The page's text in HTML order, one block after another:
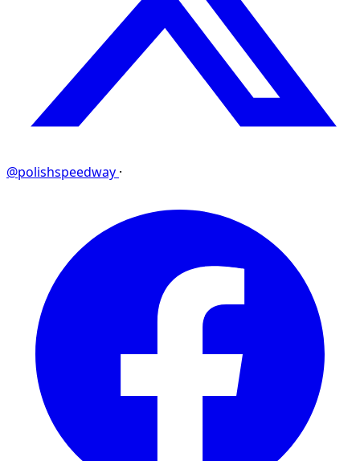
@polishspeedway ·